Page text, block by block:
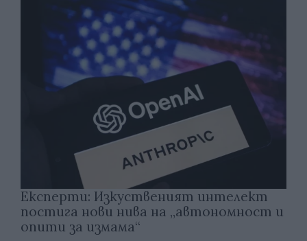
Експерти: Изкуственият интелект
постига нови нива на „автономност и
опити за измама“